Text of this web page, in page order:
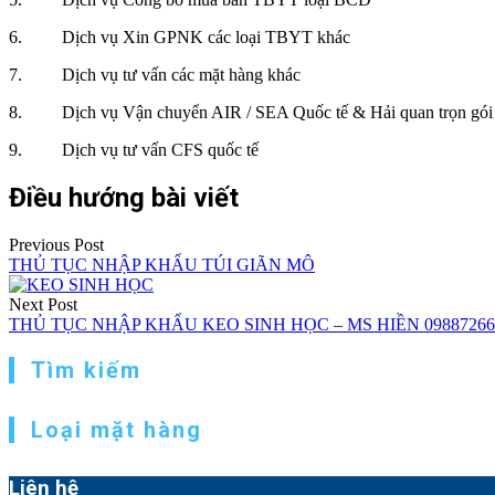
6. Dịch vụ Xin GPNK các loại TBYT khác
7. Dịch vụ tư vấn các mặt hàng khác
8. Dịch vụ Vận chuyển AIR / SEA Quốc tế & Hải quan trọn gói
9. Dịch vụ tư vấn CFS quốc tế
Điều hướng bài viết
Previous Post
THỦ TỤC NHẬP KHẨU TÚI GIÃN MÔ
Next Post
THỦ TỤC NHẬP KHẨU KEO SINH HỌC – MS HIỀN
Tìm kiếm
Loại mặt hàng
Liên hệ